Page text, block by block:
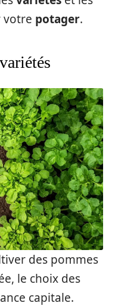
votre potager.
des pommes
le choix des
capitale.